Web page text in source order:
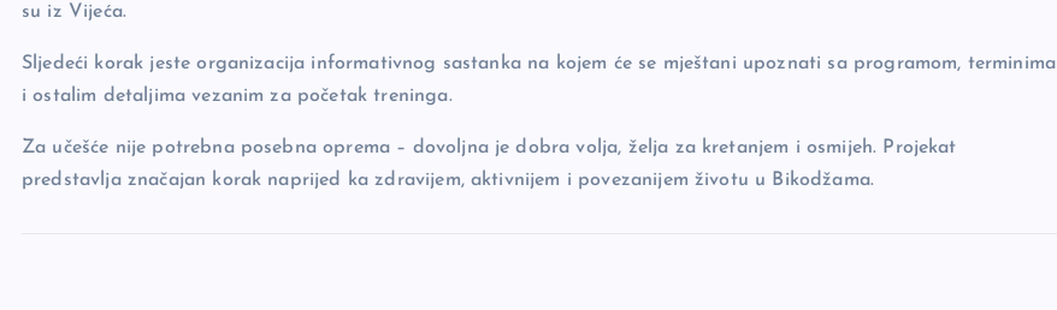
su iz Vijeća.
Sljedeći korak jeste organizacija informativnog sastanka na kojem će se mještani upoznati sa programom, terminima
i ostalim detaljima vezanim za početak treninga.
Za učešće nije potrebna posebna oprema – dovoljna je dobra volja, želja za kretanjem i osmijeh. Projekat
predstavlja značajan korak naprijed ka zdravijem, aktivnijem i povezanijem životu u Bikodžama.